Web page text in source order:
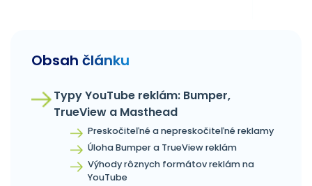
Obsah článku
Typy YouTube reklám: Bumper,
TrueView a Masthead
Preskočiteľné a nepreskočiteľné reklamy
Úloha Bumper a TrueView reklám
Výhody rôznych formátov reklám na
YouTube